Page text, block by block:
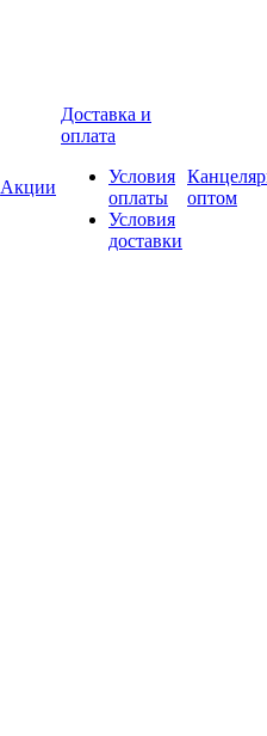
Акции
Доставка и
оплата
Условия
оплаты
Условия
доставки
оптом